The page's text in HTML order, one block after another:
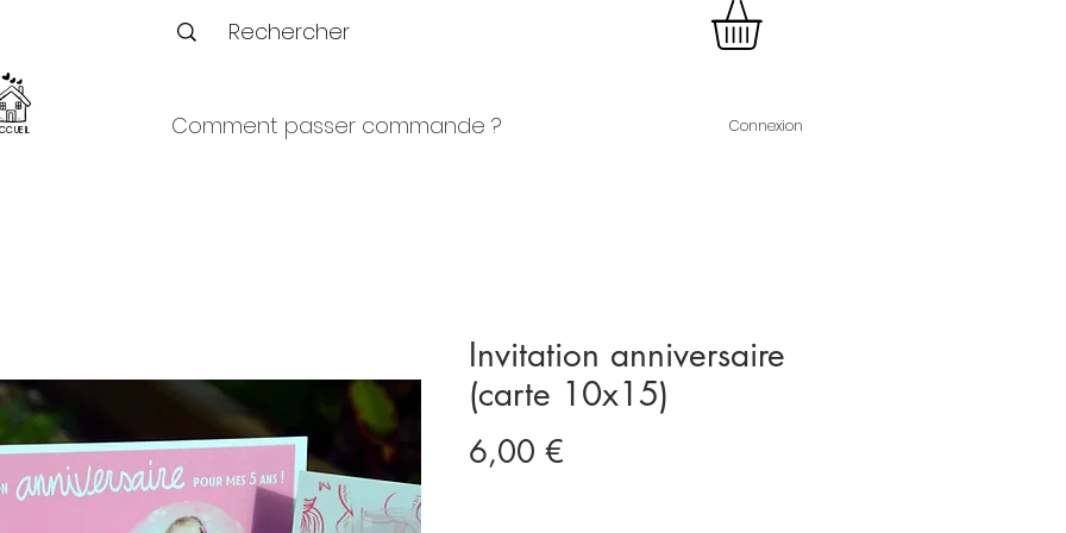
Comment passer commande ? Connexion
Invitation anniversaire
(carte 10x15)
6,00 €